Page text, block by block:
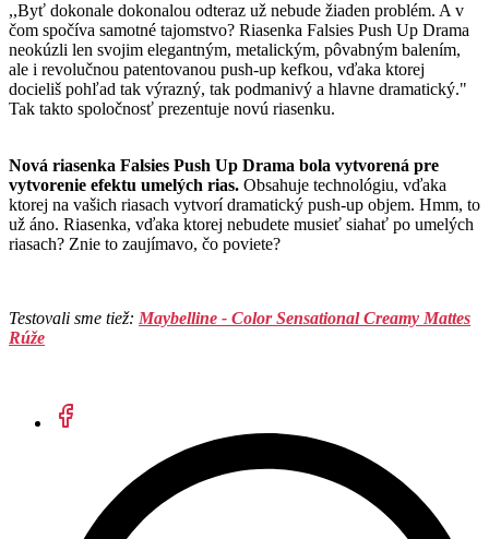
,,Byť dokonale dokonalou odteraz už nebude žiaden problém. A v
čom spočíva samotné tajomstvo? Riasenka Falsies Push Up Drama
neokúzli len svojim elegantným, metalickým, pôvabným balením,
ale i revolučnou patentovanou push-up kefkou, vďaka ktorej
docieliš pohľad tak výrazný, tak podmanivý a hlavne dramatický."
Tak takto spoločnosť prezentuje novú riasenku.
Nová riasenka Falsies Push Up Drama bola vytvorená pre
vytvorenie efektu umelých rias. Obsahuje technológiu, vďaka
ktorej na vašich riasach vytvorí dramatický push-up objem. Hmm, to
už áno. Riasenka, vďaka ktorej nebudete musieť siahať po umelých
riasach? Znie to zaujímavo, čo poviete?
Testovali sme tiež: Maybelline - Color Sensational Creamy Mattes
Rúže